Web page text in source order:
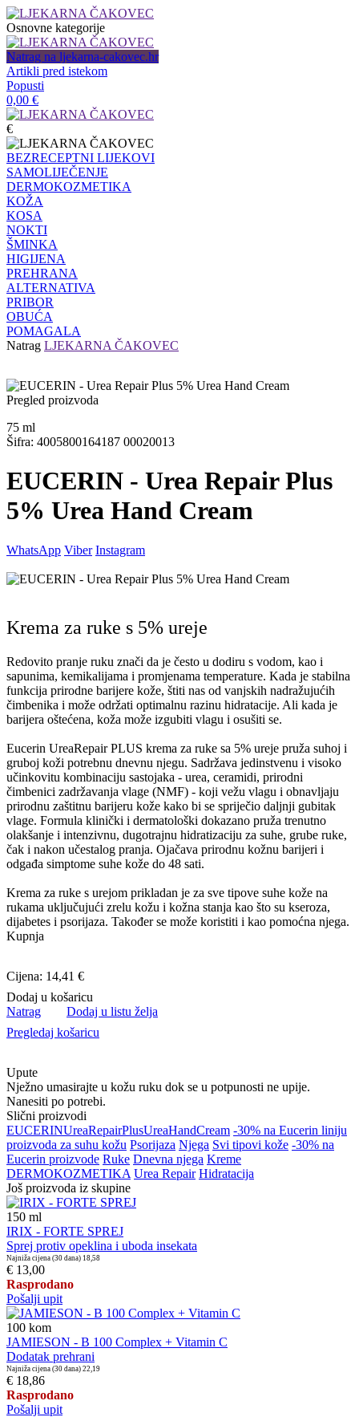
Osnovne kategorije
Natrag na ljekarna-cakovec.hr
Artikli pred istekom
Popusti
0,00 €
€
BEZRECEPTNI LIJEKOVI
SAMOLIJEČENJE
DERMOKOZMETIKA
KOŽA
KOSA
NOKTI
ŠMINKA
HIGIJENA
PREHRANA
ALTERNATIVA
PRIBOR
OBUĆA
POMAGALA
Natrag LJEKARNA ČAKOVEC
Pregled proizvoda
75 ml
Šifra: 4005800164187 00020013
EUCERIN - Urea Repair Plus
5% Urea Hand Cream
WhatsApp Viber Instagram
Krema za ruke s 5% ureje
Redovito pranje ruku znači da je često u dodiru s vodom, kao i
sapunima, kemikalijama i promjenama temperature. Kada je stabilna
funkcija prirodne barijere kože, štiti nas od vanjskih nadražujućih
čimbenika i može održati optimalnu razinu hidratacije. Ali kada je
barijera oštećena, koža može izgubiti vlagu i osušiti se.
Eucerin UreaRepair PLUS krema za ruke sa 5% ureje pruža suhoj i
gruboj koži potrebnu dnevnu njegu. Sadržava jedinstvenu i visoko
učinkovitu kombinaciju sastojaka - urea, ceramidi, prirodni
čimbenici zadržavanja vlage (NMF) - koji vežu vlagu i obnavljaju
prirodnu zaštitnu barijeru kože kako bi se spriječio daljnji gubitak
vlage. Formula klinički i dermatološki dokazano pruža trenutno
olakšanje i intenzivnu, dugotrajnu hidratizaciju za suhe, grube ruke,
čak i nakon učestalog pranja. Ojačava prirodnu kožnu barijeri i
odgađa simptome suhe kože do 48 sati.
Krema za ruke s urejom prikladan je za sve tipove suhe kože na
rukama uključujući zrelu kožu i kožna stanja kao što su kseroza,
dijabetes i psorijaza. Također se može koristiti i kao pomoćna njega.
Kupnja
Cijena: 14,41 €
Dodaj u košaricu
Natrag
Dodaj u listu želja
Pregledaj košaricu
Upute
Nježno umasirajte u kožu ruku dok se u potpunosti ne upije.
Nanesiti po potrebi.
Slični proizvodi
EUCERINUreaRepairPlusUreaHandCream -30% na Eucerin liniju
proizvoda za suhu kožu Psorijaza Njega Svi tipovi kože -30% na
Eucerin proizvode Ruke Dnevna njega Kreme
DERMOKOZMETIKA Urea Repair Hidratacija
Još proizvoda iz skupine
150 ml
IRIX - FORTE SPREJ
Sprej protiv opeklina i uboda insekata
Najniža cijena (30 dana) 18,58
€ 13,00
Rasprodano
Pošalji upit
100 kom
JAMIESON - B 100 Complex + Vitamin C
Dodatak prehrani
Najniža cijena (30 dana) 22,19
€ 18,86
Rasprodano
Pošalji upit